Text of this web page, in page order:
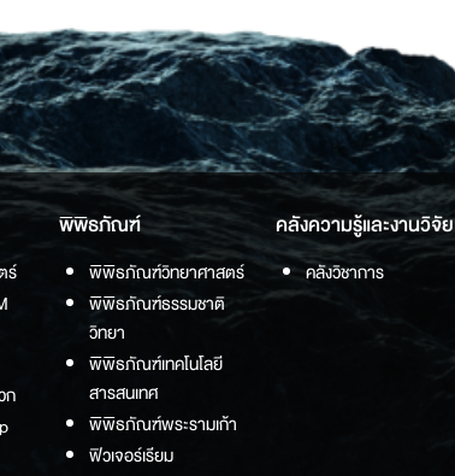
ร์
ก
พิพิธภัณฑ์
พิพิธภัณฑ์วิทยาศาสตร์
พิพิธภัณฑ์ธรรมชาติ
วิทยา
พิพิธภัณฑ์เทคโนโลยี
สารสนเทศ
พิพิธภัณฑ์พระรามเก้า
ฟิวเจอร์เรียม
คลังความรู้และงานวิจัย
คลังวิชาการ